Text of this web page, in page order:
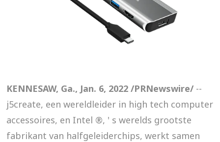
KENNESAW, Ga., Jan. 6, 2022 /PRNewswire/ --
j5create, een wereldleider in high tech computer
accessoires, en Intel ®, ' s werelds grootste
fabrikant van halfgeleiderchips, werkt samen